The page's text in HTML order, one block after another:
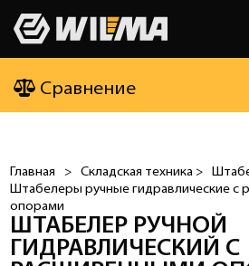
Сравнение
Главная > Складская техника >
Штабелеры ручные гидравлические с
опорами
ШТАБЕЛЕР РУЧНОЙ
ГИДРАВЛИЧЕСКИЙ С